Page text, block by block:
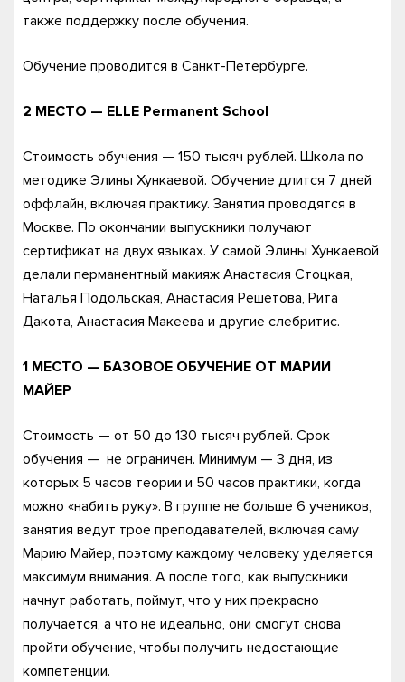
также поддержку после обучения.
Обучение проводится в Санкт-Петербурге.
2 МЕСТО — ELLE Permanent School
Стоимость обучения — 150 тысяч рублей. Школа по
методике Элины Хункаевой. Обучение длится 7 дней
оффлайн, включая практику. Занятия проводятся в
Москве. По окончании выпускники получают
сертификат на двух языках. У самой Элины Хункаевой
делали перманентный макияж Анастасия Стоцкая,
Наталья Подольская, Анастасия Решетова, Рита
Дакота, Анастасия Макеева и другие слебритис.
1 МЕСТО — БАЗОВОЕ ОБУЧЕНИЕ ОТ МАРИИ
МАЙЕР
Стоимость — от 50 до 130 тысяч рублей. Срок
обучения — не ограничен. Минимум — 3 дня, из
которых 5 часов теории и 50 часов практики, когда
можно «набить руку». В группе не больше 6 учеников,
занятия ведут трое преподавателей, включая саму
Марию Майер, поэтому каждому человеку уделяется
максимум внимания. А после того, как выпускники
начнут работать, поймут, что у них прекрасно
получается, а что не идеально, они смогут снова
пройти обучение, чтобы получить недостающие
компетенции.